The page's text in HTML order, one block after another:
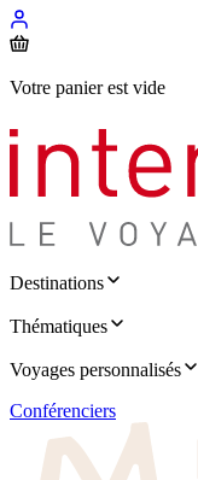
Votre panier est vide
Destinations
Thématiques
Voyages personnalisés
Conférenciers